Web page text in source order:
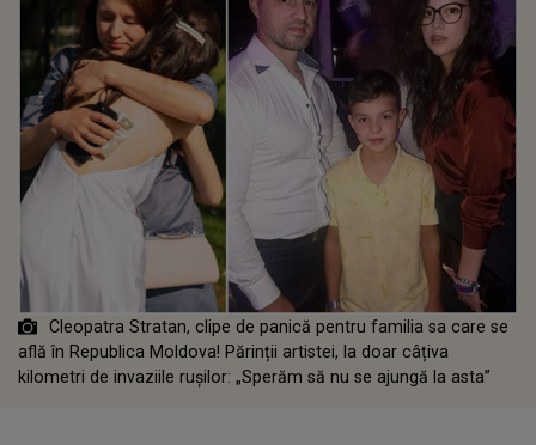
Cleopatra Stratan, clipe de panică pentru familia sa care se
află în Republica Moldova! Părinții artistei, la doar câțiva
kilometri de invaziile rușilor: „Sperăm să nu se ajungă la asta”